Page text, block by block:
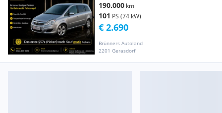
190.000 km
101 PS (74 kW)
Brünners Autoland
2201 Gerasdorf
€ 2.690